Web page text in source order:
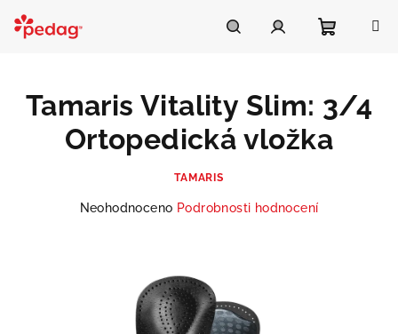
obsah
košík
Tamaris Vitality Slim: 3/4
Ortopedická vložka
TAMARIS
Průměrné
Neohodnoceno Podrobnosti hodnocení
Asistent Pedag